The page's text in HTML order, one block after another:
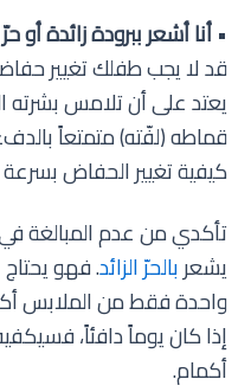
•أنا أشعر ببرودة زائدة أو حرّ
قد لا يجب طفلك تغيير
يعتد على أن تلامس بشرته
قماطه (لفّته) متمتعاً
كيفية تغيير الحفاض
تأكدي من عدم المبالغة
يشعربالحرّ الزائد. فهو
واحدة فقط من الملابس
إذا كان يوماً دافئاً،
أكمام.